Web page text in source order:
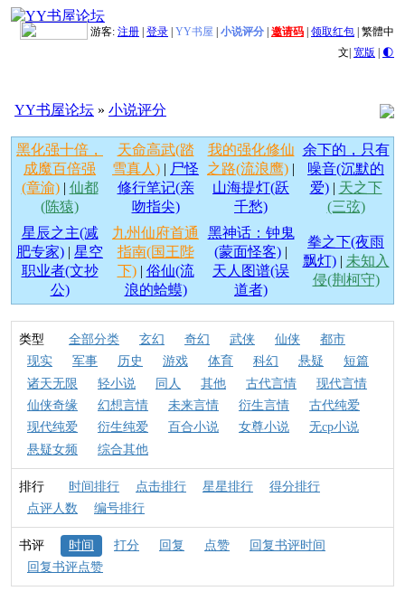
游客: 注册 登录 YY书屋 小说评分 邀请码 领取红包 繁體中
文| 宽版 | 🌓
YY书屋论坛 » 小说评分
黑化强十倍，
成魔百倍强
(章渝)| 仙都
(陈猿)
天命高武(踏
雪真人) | 尸怪
修行笔记(亲
吻指尖)
我的强化修仙
之路(流浪鹰) |
山海提灯(跃
千愁)
余下的，只有
噪音(沉默的
爱)| 天之下
(三弦)
星辰之主(减
肥专家) | 星空
职业者(文抄
公)
九州仙府首通
指南(国王陛
下)| 俗仙(流
浪的蛤蟆)
黑神话：钟鬼
(蒙面怪客) |
天人图谱(误
道者)
拳之下(夜雨
飘灯)| 未知入
侵(荆柯守)
类型 全部分类 玄幻 奇幻 武侠 仙侠
都市
现实
军事 历史 游戏 体育 科幻 悬疑
短篇
诸天无限
轻小说 同人 其他 古代言情
现代言情
仙侠奇缘
幻想言情 未来言情 衍生言情
古代纯爱
现代纯爱
衍生纯爱 百合小说 女尊小说
无cp小说
悬疑女频
综合其他
排行 时间排行 点击排行 星星排行
得分排行
点评人数
编号排行
书评 时间 打分 回复 点赞
回复书评时间
回复书评点赞